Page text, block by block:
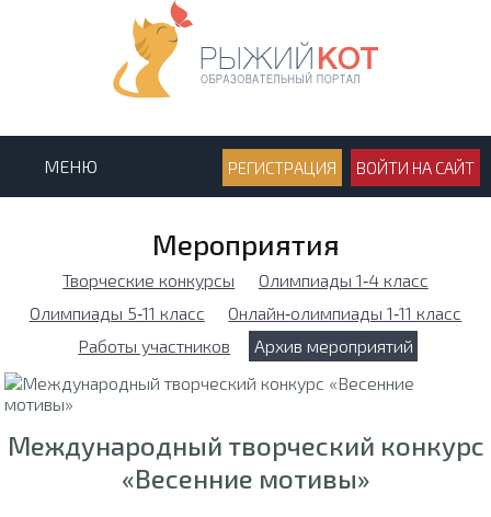
МЕНЮ РЕГИСТРАЦИЯ ВОЙТИ НА САЙТ
Мероприятия
Творческие конкурсы
Олимпиады 1‑4 класс
Олимпиады 5‑11 класс
Онлайн‑олимпиады 1‑11 класс
Работы участников
Архив мероприятий
Международный творческий конкурс
«Весенние мотивы»